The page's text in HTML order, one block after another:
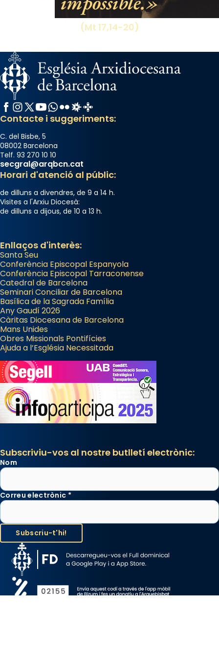
(Mt 17,14-20)
Facebook
Instagram
X / Twitter
YouTube
WhatsApp
FlickrRadio Estel
Catalunya Cristiana
Contacte i suggeriments:
C. del Bisbe, 5
08002 Barcelona
Telf. 93 270 10 10
secgral@arqbcn.cat
Horari d'atenció al públic:
de dilluns a divendres, de 9 a 14 h.
Visites a l'Arxiu Diocesà:
de dilluns a dijous, de 10 a 13 h.
Enllaços d'interès:
Santa Seu
Conferència Episcopal Espanyola
Conferència Episcopal Tarraconense
Catedral de Barcelona
Seminari Conciliar de Barcelona
Basílica de la Sagrada Família
Any Gaudí 2026
Càritas Diocesana de Barcelona
Mans Unides
Obres Missionals Pontifícies
Ajuda a l’Església Necessitada
Subscriviu-vos al nostre butlletí electrònic:
Nom
Correu electrònic *